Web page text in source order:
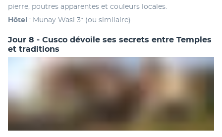
pierre, poutres apparentes et couleurs locales.
Hôtel : Munay Wasi 3* (ou similaire)
Jour 8 - Cusco dévoile ses secrets entre Temples
et traditions